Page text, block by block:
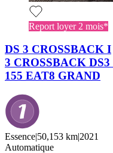
Report loyer 2 mois*
DS 3 CROSSBACK I
3 CROSSBACK
155 EAT8 GRAND
Essence|50,153 km|2021
Automatique